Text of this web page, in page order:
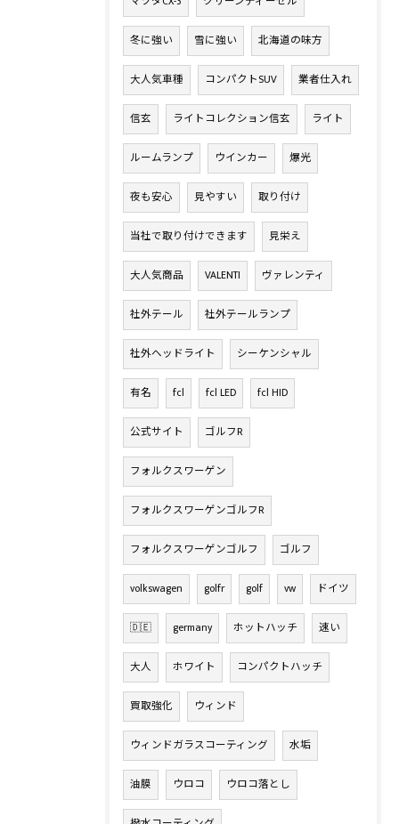
冬に強い 雪に強い 北海道の味方
大人気車種 コンパクトSUV 業者仕入れ
信玄 ライトコレクション信玄 ライト
ルームランプ ウインカー 爆光
夜も安心 見やすい 取り付け
当社で取り付けできます 見栄え
大人気商品 VALENTI ヴァレンティ
社外テール 社外テールランプ
社外ヘッドライト シーケンシャル
有名 fcl fcl LED fcl HID
公式サイト ゴルフR
フォルクスワーゲン
フォルクスワーゲンゴルフR
フォルクスワーゲンゴルフ ゴルフ
volkswagen golfr golf vw ドイツ
🇩🇪 germany ホットハッチ 速い
大人 ホワイト コンパクトハッチ
買取強化 ウィンド
ウィンドガラスコーティング 水垢
油膜 ウロコ ウロコ落とし